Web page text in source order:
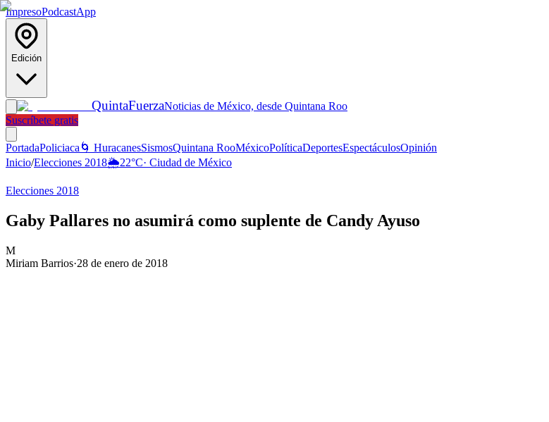
ImpresoPodcastApp
Edición
QuintaFuerzaNoticias de México, desde Quintana Roo
Suscríbete gratis
PortadaPoliciaca 🌀 HuracanesSismosQuintana RooMéxicoPolíticaDeportesEspectáculosOpinión
Inicio/Elecciones 2018🌦️22°C· Ciudad de México
Elecciones 2018
Gaby Pallares no asumirá como suplente de Candy Ayuso
M
Miriam Barrios·28 de enero de 2018